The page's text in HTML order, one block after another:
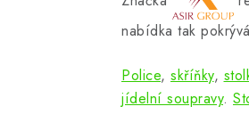
nabídka tak
Police, skříňky,
jídelní soupravy.